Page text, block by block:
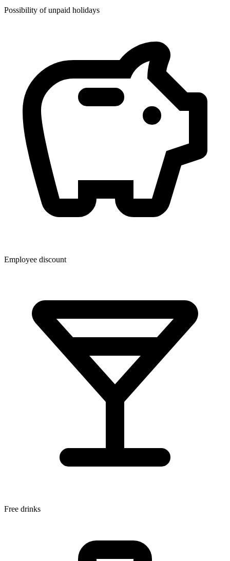
Possibility of unpaid holidays
Employee discount
Free drinks